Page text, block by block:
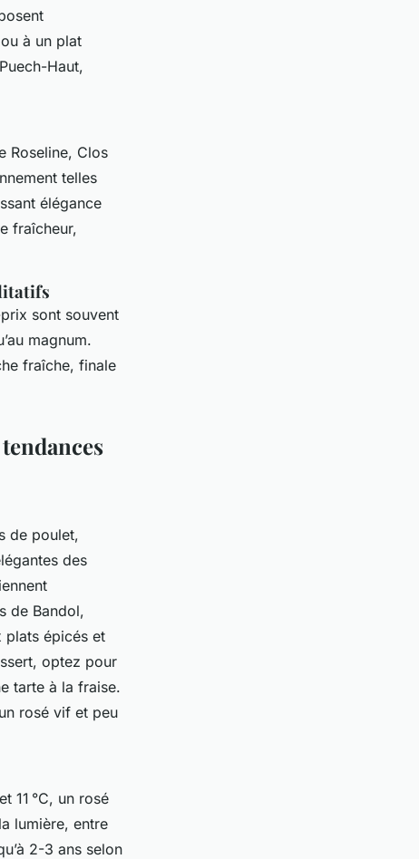
à un plat
Haut,
Roseline, Clos
telles
élégance
fraîcheur,
sont souvent
magnum.
fraîche, finale
de poulet,
des
de Bandol,
plats épicés et
optez pour
tarte à la fraise.
rosé vif et peu
11 °C, un rosé
lumière, entre
2-3 ans selon